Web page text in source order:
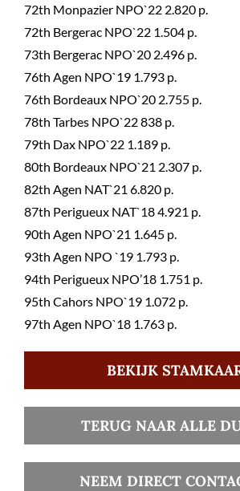
72th Monpazier NPO`22 2.820 p.
72th Bergerac NPO`22 1.504 p.
73th Bergerac NPO`20 2.496 p.
76th Agen NPO`19 1.793 p.
76th Bordeaux NPO`20 2.755 p.
78th Tarbes NPO`22 838 p.
79th Dax NPO`22 1.189 p.
80th Bordeaux NPO`21 2.307 p.
82th Agen NAT`21 6.820 p.
87th Perigueux NAT`18 4.921 p.
90th Agen NPO`21 1.645 p.
93th Agen NPO `19 1.793 p.
94th Perigueux NPO’18 1.751 p.
95th Cahors NPO`19 1.072 p.
97th Agen NPO`18 1.763 p.
BEKIJK
TERUG NAAR ALLE
NEEM DIRECT